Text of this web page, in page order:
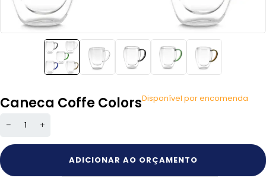
Caneca Coffe ColorsDisponível por encomenda
ADICIONAR AO ORÇAMENTO